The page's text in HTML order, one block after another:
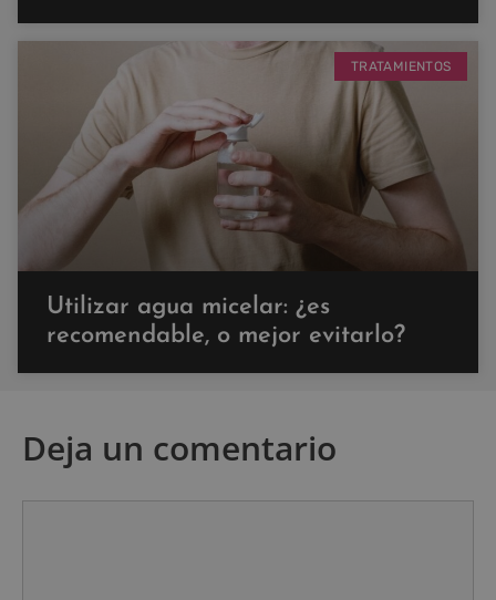
TRATAMIENTOS
Utilizar agua micelar: ¿es
recomendable, o mejor evitarlo?
Deja un comentario